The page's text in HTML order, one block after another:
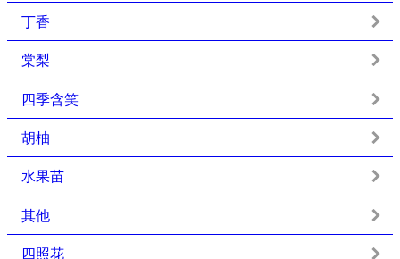
丁香
棠梨
四季含笑
胡柚
水果苗
其他
四照花